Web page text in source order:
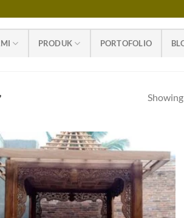
PRODUK PORTOFOLIO